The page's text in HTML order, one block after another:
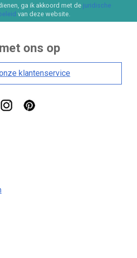
ga ik akkoord met de juridische
van deze website.
ons op
klantenservice